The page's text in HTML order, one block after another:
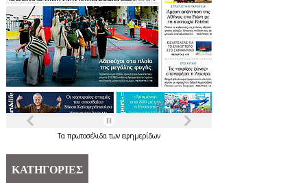
Τα πρωτοσέλιδατων εφημερίδων
ΚΑΤΗΓΟΡΙΕΣ